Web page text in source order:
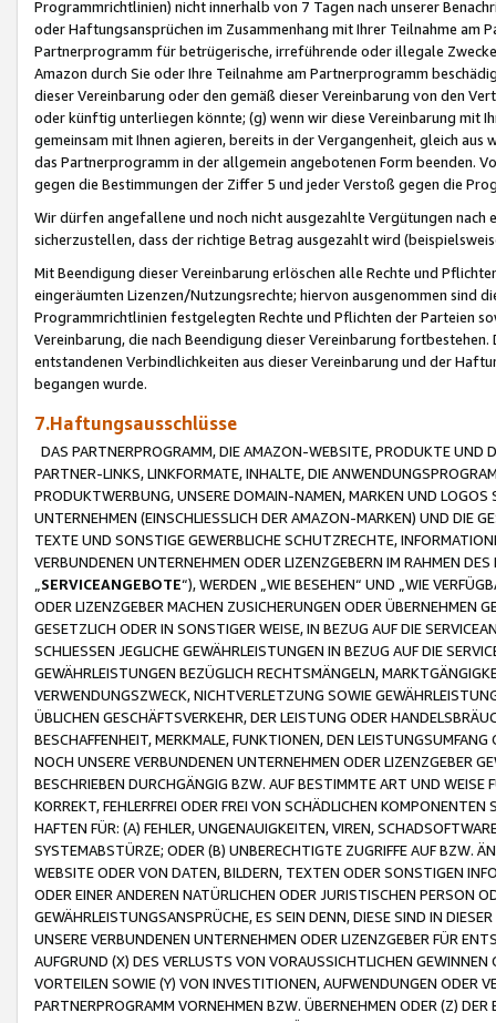
Programmrichtlinien) nicht innerhalb von 7 Tagen nach unserer
oder Haftungsansprüchen im Zusammenhang mit Ihrer Teilnahme am
Partnerprogramm für betrügerische, irreführende oder illegale
Amazon durch Sie oder Ihre Teilnahme am Partnerprogramm
dieser Vereinbarung oder den gemäß dieser Vereinbarung von den
oder künftig unterliegen könnte; (g) wenn wir diese Vereinbarung mit
gemeinsam mit Ihnen agieren, bereits in der Vergangenheit, gleich
das Partnerprogramm in der allgemein angebotenen Form beenden.
gegen die Bestimmungen der Ziffer 5 und jeder Verstoß gegen die
Wir dürfen angefallene und noch nicht ausgezahlte Vergütungen
sicherzustellen, dass der richtige Betrag ausgezahlt wird
Mit Beendigung dieser Vereinbarung erlöschen alle Rechte und
eingeräumten Lizenzen/Nutzungsrechte; hiervon ausgenommen sind
Programmrichtlinien festgelegten Rechte und Pflichten der Parteien
Vereinbarung, die nach Beendigung dieser Vereinbarung
entstandenen Verbindlichkeiten aus dieser Vereinbarung und der
begangen wurde.
7.Haftungsausschlüsse
DAS PARTNERPROGRAMM, DIE AMAZON-WEBSITE, PRODUKTE UND
PARTNER-LINKS, LINKFORMATE, INHALTE, DIE
PRODUKTWERBUNG, UNSERE DOMAIN-NAMEN, MARKEN UND
UNTERNEHMEN (EINSCHLIESSLICH DER AMAZON-MARKEN) UND DIE
TEXTE UND SONSTIGE GEWERBLICHE SCHUTZRECHTE,
VERBUNDENEN UNTERNEHMEN ODER LIZENZGEBERN IM RAHMEN
SERVICEANGEBOTE“), WERDEN „WIE BESEHEN“ UND „WIE
ODER LIZENZGEBER MACHEN ZUSICHERUNGEN ODER ÜBERNEHMEN
GESETZLICH ODER IN SONSTIGER WEISE, IN BEZUG AUF DIE
SCHLIESSEN JEGLICHE GEWÄHRLEISTUNGEN IN BEZUG AUF DIE
GEWÄHRLEISTUNGEN BEZÜGLICH RECHTSMÄNGELN,
VERWENDUNGSZWECK, NICHTVERLETZUNG SOWIE
ÜBLICHEN GESCHÄFTSVERKEHR, DER LEISTUNG ODER
BESCHAFFENHEIT, MERKMALE, FUNKTIONEN, DEN
NOCH UNSERE VERBUNDENEN UNTERNEHMEN ODER LIZENZGEBER
BESCHRIEBEN DURCHGÄNGIG BZW. AUF BESTIMMTE ART UND
KORREKT, FEHLERFREI ODER FREI VON SCHÄDLICHEN
HAFTEN FÜR: (A) FEHLER, UNGENAUIGKEITEN, VIREN,
SYSTEMABSTÜRZE; ODER (B) UNBERECHTIGTE ZUGRIFFE AUF BZW.
WEBSITE ODER VON DATEN, BILDERN, TEXTEN ODER SONSTIGEN
ODER EINER ANDEREN NATÜRLICHEN ODER JURISTISCHEN PERSON
GEWÄHRLEISTUNGSANSPRÜCHE, ES SEIN DENN, DIESE SIND IN
UNSERE VERBUNDENEN UNTERNEHMEN ODER LIZENZGEBER FÜR
AUFGRUND (X) DES VERLUSTS VON VORAUSSICHTLICHEN
VORTEILEN SOWIE (Y) VON INVESTITIONEN, AUFWENDUNGEN ODER
PARTNERPROGRAMM VORNEHMEN BZW. ÜBERNEHMEN ODER (Z)